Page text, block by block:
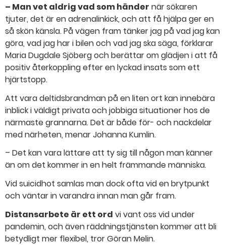
– Man vet aldrig vad som händer när sökaren
tjuter, det är en adrenalinkick, och att få hjälpa ger en
så skön känsla. På vägen fram tänker jag på vad jag kan
göra, vad jag har i bilen och vad jag ska säga, förklarar
Maria Dugdale Sjöberg och berättar om glädjen i att få
positiv återkoppling efter en lyckad insats som ett
hjärtstopp.
Att vara deltidsbrandman på en liten ort kan innebära
inblick i väldigt privata och jobbiga situationer hos de
närmaste grannarna. Det är både för- och nackdelar
med närheten, menar Johanna Kumlin.
– Det kan vara lättare att ty sig till någon man känner
än om det kommer in en helt främmande människa.
Vid suicidhot samlas man dock ofta vid en brytpunkt
och väntar in varandra innan man går fram.
Distansarbete är ett ord vi vant oss vid under
pandemin, och även räddningstjänsten kommer att bli
betydligt mer flexibel, tror Göran Melin.